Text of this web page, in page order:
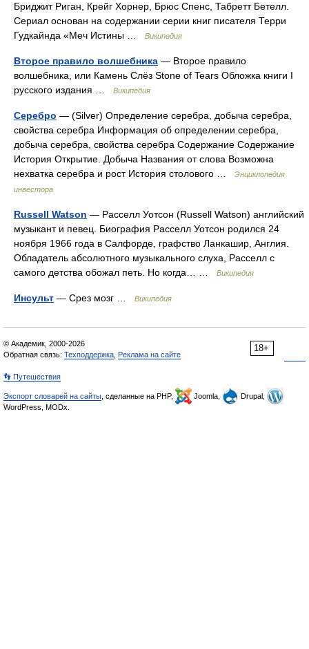
Бриджит Риган, Крейг Хорнер, Брюс Спенс, Табретт Бетелл.
Сериал основан на содержании серии книг писателя Терри
Гудкайнда «Меч Истины …
Википедия
Второе правило волшебника — Второе правило
волшебника, или Камень Слёз Stone of Tears Обложка книги I
русского издания …
Википедия
Серебро — (Silver) Определение серебра, добыча серебра,
свойства серебра Информация об определении серебра,
добыча серебра, свойства серебра Содержание Содержание
История Открытие. Добыча Названия от слова Возможна
нехватка серебра и рост История столового …
Энциклопедия
инвестора
Russell Watson — Расселл Уотсон (Russell Watson) английский
музыкант и певец. Биография Расселл Уотсон родился 24
ноября 1966 года в Салфорде, графство Ланкашир, Англия.
Обладатель абсолютного музыкального слуха, Расселл с
самого детства обожал петь. Но когда… …
Википедия
Инсульт — Срез мозг … Википедия
18+
© Академик, 2000-2026
Обратная связь: Техподдержка Реклама на сайте
👣 Путешествия
Экспорт словарей на сайты , сделанные на PHP, Joomla,
Drupal,
WordPress, MODx.